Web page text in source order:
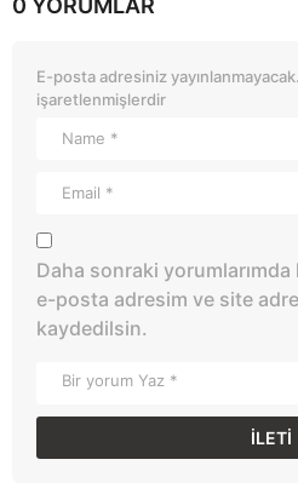
0 YORUMLAR
E-posta adresiniz yayınlanmayacak.
işaretlenmişlerdir
Daha sonraki yorumlarımda
e-posta adresim ve site
kaydedilsin.